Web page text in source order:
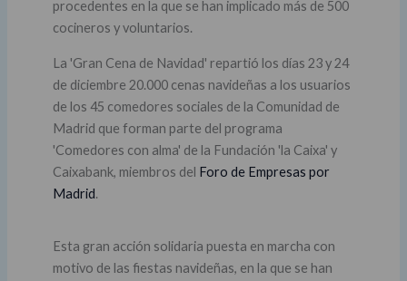
procedentes en la que se han implicado más de 500
cocineros y voluntarios.
La 'Gran Cena de Navidad' repartió los días 23 y 24
de diciembre 20.000 cenas navideñas a los usuarios
de los 45 comedores sociales de la Comunidad de
Madrid que forman parte del programa
'Comedores con alma' de la Fundación 'la Caixa' y
Caixabank, miembros del Foro de Empresas por
Madrid.
Esta gran acción solidaria puesta en marcha con
motivo de las fiestas navideñas, en la que se han